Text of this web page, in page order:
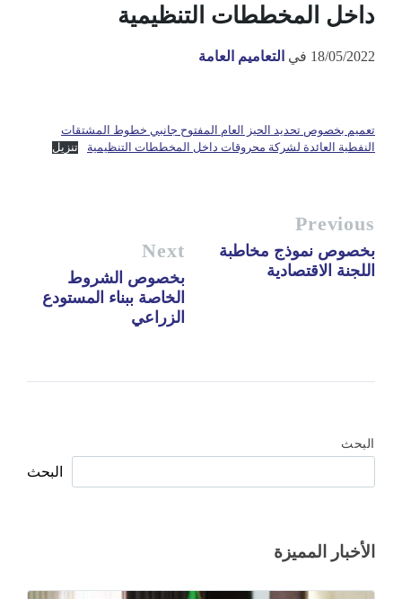
داخل المخططات التنظيمية
18/05/2022 في التعاميم العامة
تعميم بخصوص تحديد الحيز العام المفتوح جانبي خطوط المشتقات
النفطية العائدة لشركة محروقات داخل المخططات التنظيمية
تنزيل
Previous
بخصوص نموذج مخاطبة
اللجنة الاقتصادية
Next
بخصوص الشروط
الخاصة ببناء المستودع
الزراعي
البحث
البحث
الأخبار المميزة